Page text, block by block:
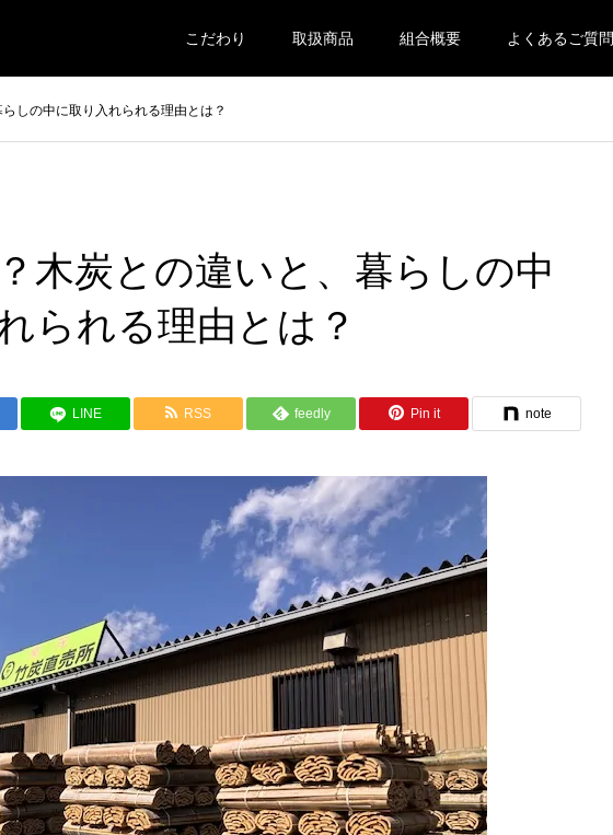
こだわり 取扱商品 組合概要 よくあるご質問
しの中に取り入れられる理由とは？
木炭との違いと、暮らしの中
られる理由とは？
LINE RSS feedly Pin it note